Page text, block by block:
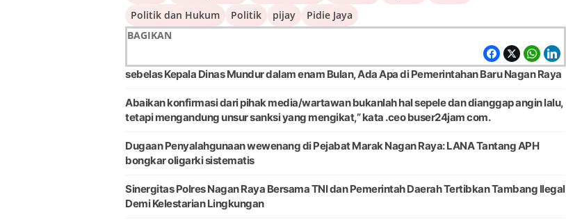
Politik dan Hukum
Politik pijay
Pidie Jaya
BAGIKAN
sebelas Kepala Dinas Mundur dalam enam Bulan, Ada Apa di Pemerintahan Baru Nagan Raya
Abaikan konfirmasi dari pihak media/wartawan bukanlah hal sepele dan dianggap angin lalu,
tetapi mengandung unsur sanksi yang mengikat,” kata .ceo buser24jam com.
‎Dugaan Penyalahgunaan wewenang di Pejabat Marak Nagan Raya: LANA Tantang APH
bongkar oligarki sistematis
Sinergitas Polres Nagan Raya Bersama TNI dan Pemerintah Daerah Tertibkan Tambang Ilegal
Demi Kelestarian Lingkungan